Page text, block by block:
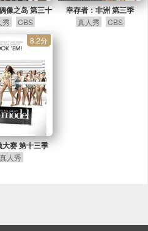
像之岛 第三十
九季
秀 CBS
幸存者：非洲 第三季
真人秀 CBS
赛 第十三季
8.2分
真人秀